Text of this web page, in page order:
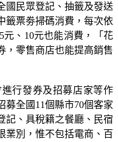
國民眾登記、抽籤及發送
籤票劵掃碼消費，每次依
、10元也能消費，「花
，零售商店也能提高銷售
行發券及招募店家等作
募全國11個縣市70個客家
記、具稅籍之餐廳、民宿
業別，惟不包括電商、百